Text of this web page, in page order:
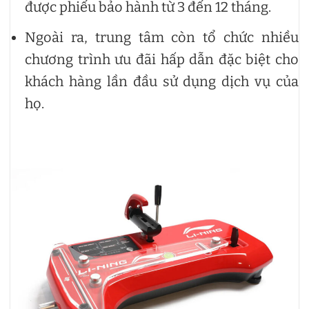
được phiếu bảo hành từ 3 đến 12 tháng.
Ngoài ra, trung tâm còn tổ chức nhiều
chương trình ưu đãi hấp dẫn đặc biệt cho
khách hàng lần đầu sử dụng dịch vụ của
họ.